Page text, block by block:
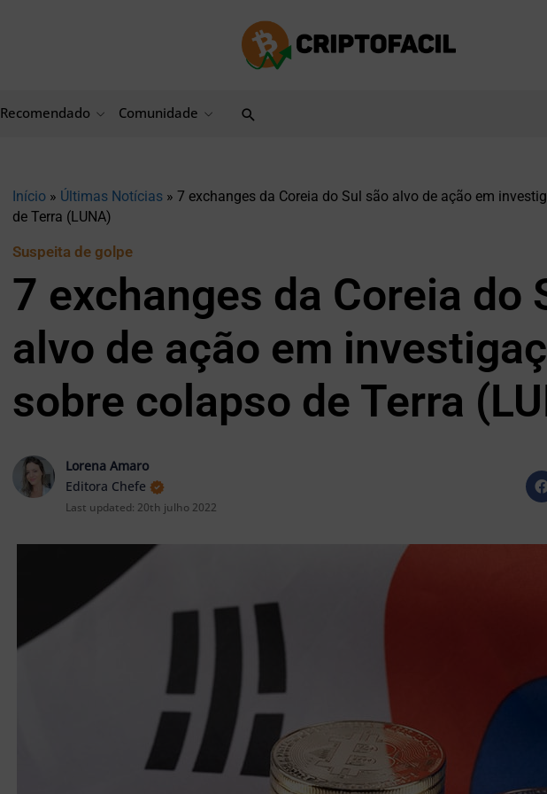
Recomendado Comunidade Pesquisar
Início » Últimas Notícias » 7 exchanges da Coreia do Sul são alvo de ação em
de Terra (LUNA)
Suspeita de golpe
7 exchanges da Coreia do
alvo de ação em
sobre colapso de Terra
Lorena Amaro
Editora Chefe
Last updated: 20th julho 2022